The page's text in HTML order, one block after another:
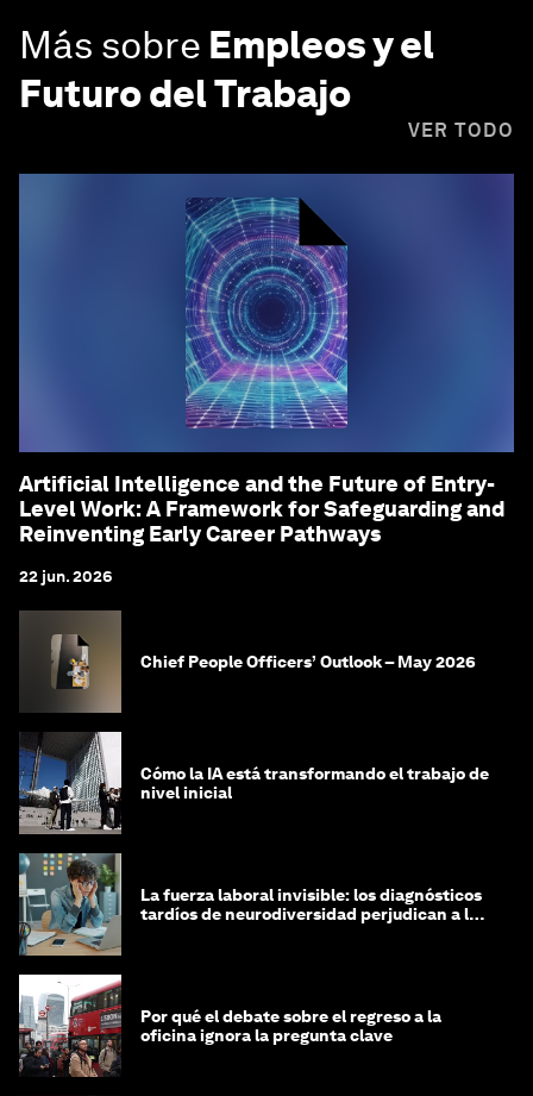
Más sobre Empleos y el
Futuro del Trabajo
VER TODO
Artificial Intelligence and the Future of Entry-
Level Work: A Framework for Safeguarding and
Reinventing Early Career Pathways
22 jun. 2026
Chief People Officers’ Outlook – May 2026
Cómo la IA está transformando el trabajo de
nivel inicial
La fuerza laboral invisible: los diagnósticos
tardíos de neurodiversidad perjudican a las
Por qué el debate sobre el regreso a la
oficina ignora la pregunta clave